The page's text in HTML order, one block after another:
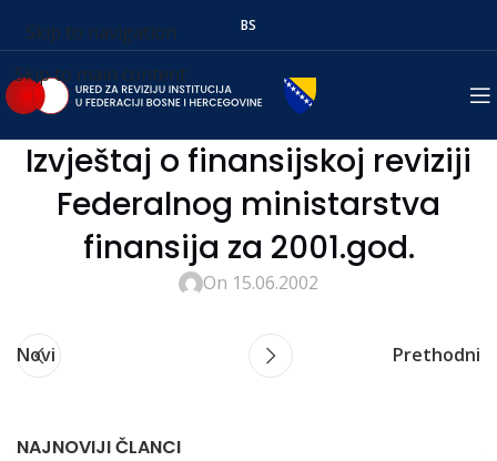
Skip to navigation
Skip to main content
BS
Izvještaj o finansijskoj reviziji
Federalnog ministarstva
finansija za 2001.god.
On 15.06.2002
Novi Prethodni
NAJNOVIJI ČLANCI